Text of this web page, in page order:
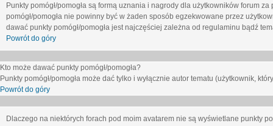
Punkty pomógł/pomogła są formą uznania i nagrody dla użytkowników forum
pomógł/pomogła nie powinny być w żaden sposób egzekwowane przez
dawać punkty pomógł/pomogła jest najczęściej zależna od regulaminu bądź
Powrót do góry
Kto może dawać punkty pomógł/pomogła?
Punkty pomógł/pomogła może dać tylko i wyłącznie autor tematu (użytkownik,
Powrót do góry
Dlaczego na niektórych forach pod moim avatarem nie są wyświetlane punkty